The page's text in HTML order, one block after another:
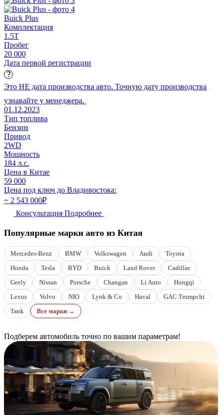
Buick Plus
Комплектация
1.5T
Пробег
20 000
Дата первой регистрации
Это НЕ дата производства авто. Точную дату производства
узнавайте у менеджера.
01.12.2023
Тип топлива
Бензин
Привод
2WD
Мощность
184 л.с.
Цена в Китае
59 000
Цена под ключ до Владивостока:
~ 2 543 000₽
Консультация Подробнее
Популярные марки авто из Китая
Mercedes-Benz BMW Volkswagen Audi
Toyota
Honda
Tesla BYD Buick Land Rover
Cadillac
Geely
Nissan Porsche Changan Li Auto
Hongqi
Lexus
Volvo NIO Lynk & Co Haval
GAC Trumpchi
Tank
Все марки →
Подберем автомобиль точно по вашим параметрам!